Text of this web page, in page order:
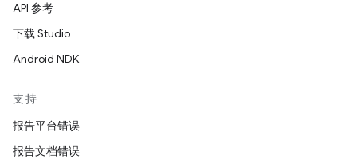
API 参考
下载 Studio
Android NDK
支持
报告平台错误
报告文档错误